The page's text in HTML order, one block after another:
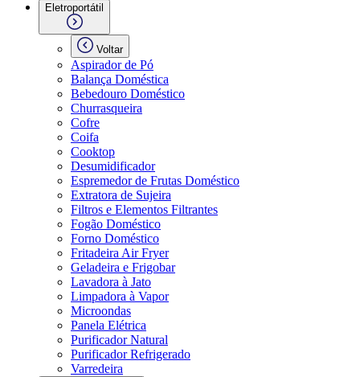
Eletroportátil
Voltar
Aspirador de Pó
Balança Doméstica
Bebedouro Doméstico
Churrasqueira
Cofre
Coifa
Cooktop
Desumidificador
Espremedor de Frutas Doméstico
Extratora de Sujeira
Filtros e Elementos Filtrantes
Fogão Doméstico
Forno Doméstico
Fritadeira Air Fryer
Geladeira e Frigobar
Lavadora à Jato
Limpadora à Vapor
Microondas
Panela Elétrica
Purificador Natural
Purificador Refrigerado
Varredeira